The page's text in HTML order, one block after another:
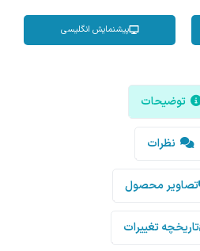
پیشنمایش انگلیسی
توضیحات
نظرات
تصاویر محصول
تاریخچه تغییرات